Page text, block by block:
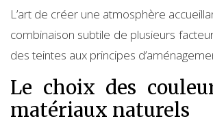
L’art de créer une atmosphère
combinaison subtile de plusieurs
des teintes aux principes
Le choix des
matériaux naturels